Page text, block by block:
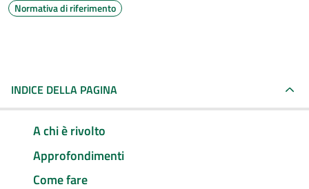
Normativa di riferimento
INDICE DELLA PAGINA
A chi è rivolto
Approfondimenti
Come fare